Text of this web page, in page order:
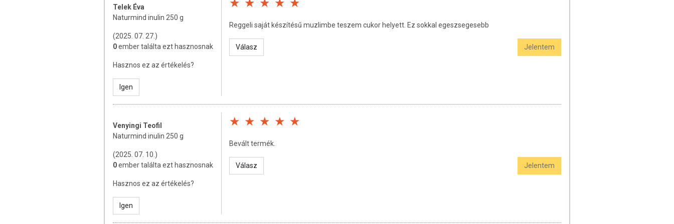
amelyből telített zsírsavak: 0 g
Szénhidrát: 12 g
Rost: 85 g
Tárolás:Száraz, hűvös helyen tartandó!
Minőségét megőrzi:a csomagoláson jelzett időpontig.
Származási ország:
Forgalmazó:BIOrganik Online Kft.
Szeretnénk felhívni azonban a figyelmet, hogy ennek ellenére a webshopon szereplő adatok (beleértve a
termékfotókat, tápérték-, összetétel-, és allergén információkat is) csak tájékoztató jellegűek, a tényleges
Telek Éva
Naturmind inulin 250 g
(2025. 07. 27.)
0ember találta ezt hasznosnak
Hasznos ez az értékelés?
Igen
Reggeli saját készítésű muzlimbe teszem cukor helyett. Ez sokkal egeszsegesebb
Válasz Jelentem
Venyingi Teofil
Naturmind inulin 250 g
(2025. 07. 10.)
0ember találta ezt hasznosnak
Hasznos ez az értékelés?
Igen
Bevált termék.
Válasz Jelentem